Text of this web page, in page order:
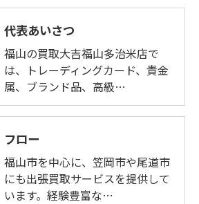
代表あいさつ
福山の買取大吉福山多治米店で
は、トレーディングカード、貴金
属、ブランド品、高級…
フロー
福山市を中心に、笠岡市や尾道市
にも出張買取サービスを提供して
います。経験豊富な…